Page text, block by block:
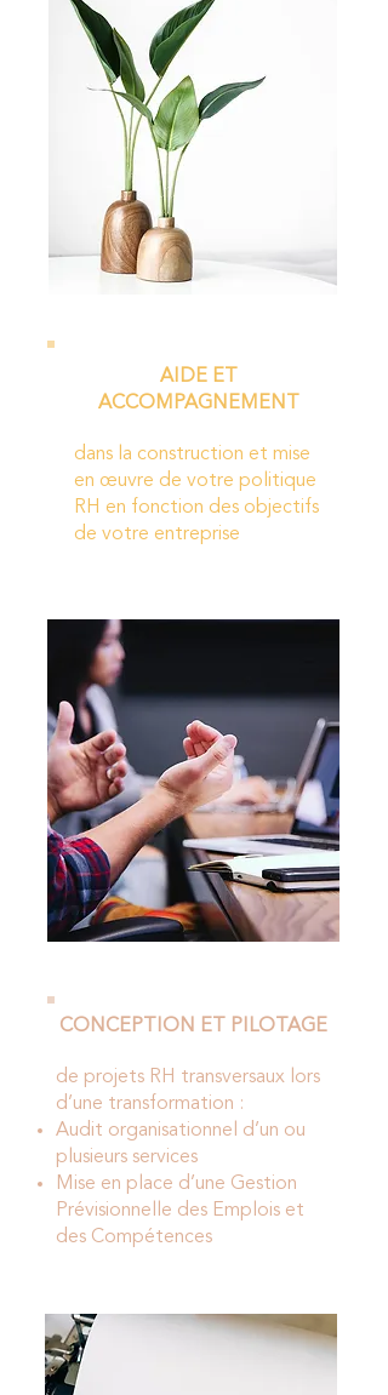
AIDE ET
ACCOMPAGNEMENT
dans la construction et mise
en œuvre de votre politique
RH en fonction des objectifs
de votre entreprise
CONCEPTION ET PILOTAGE
de projets RH transversaux lors
d’une transformation :
Audit organisationnel d’un ou
plusieurs services
Mise en place d’une Gestion
Prévisionnelle des Emplois et
des Compétences